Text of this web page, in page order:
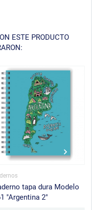
ESTE PRODUCTO
tapa dura Modelo
"Argentina 2"